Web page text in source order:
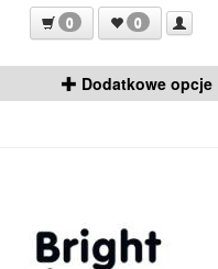
0 0
Dodatkowe opcje